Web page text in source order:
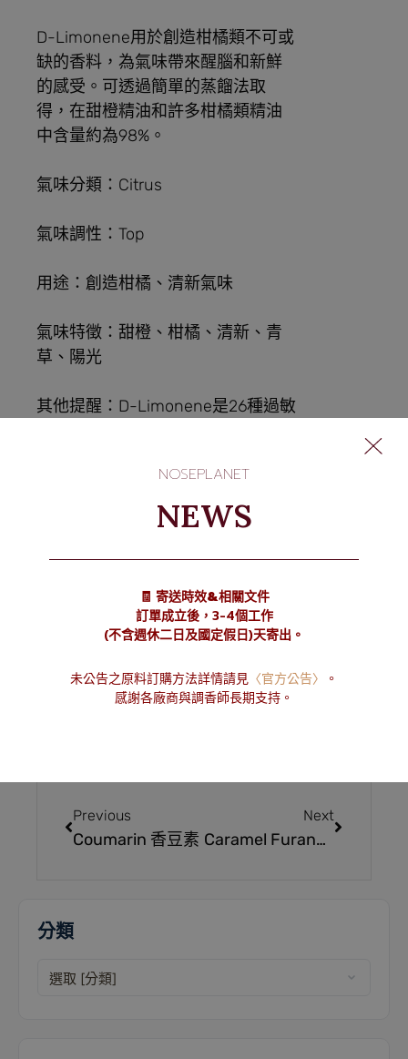
D-Limonene用於創造柑橘類不可或
缺的香料，為氣味帶來醒腦和新鮮
的感受。可透過簡單的蒸餾法取
得，在甜橙精油和許多柑橘類精油
中含量約為98%。
氣味分類：Citrus
氣味調性：Top
用途：創造柑橘、清新氣味
氣味特徵：甜橙、柑橘、清新、青
草、陽光
其他提醒：D-Limonene是26種過敏
https://ifrafragrance.org/safe-
Previous
Coumarin 香豆素
Next
Caramel Furanone 0.03% 葫蘆巴內酯
分類
NOSEPLANET
NEWS
🧾 寄送時效&相關文件
訂單成立後，3-4個工作
(不含週休二日及國定假日)天寄出。
未公告之原料訂購方法詳情請見 〈官方公告〉
。
感謝各廠商與調香師長期支持。